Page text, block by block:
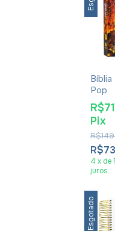
Pop
Pix
4 x de
juros
Esgotado